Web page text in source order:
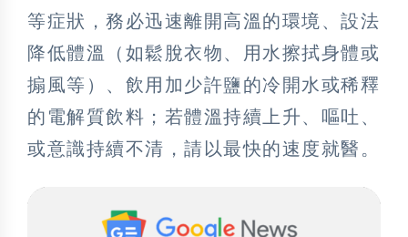
等症狀，務必迅速離開高溫的環境、設法
降低體溫（如鬆脫衣物、用水擦拭身體或
搧風等）、飲用加少許鹽的冷開水或稀釋
的電解質飲料；若體溫持續上升、嘔吐、
或意識持續不清，請以最快的速度就醫。